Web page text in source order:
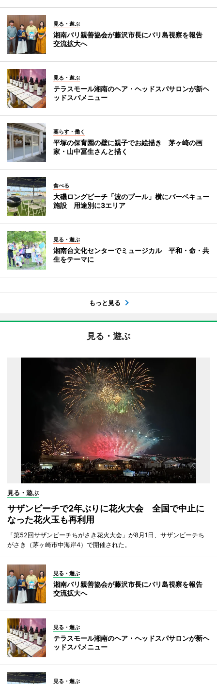
見る・遊ぶ
湘南バリ親善協会が藤沢市長にバリ島視察を報告
交流拡大へ
見る・遊ぶ
テラスモール湘南のヘア・ヘッドスパサロンが新ヘ
ッドスパメニュー
暮らす・働く
平塚の保育園の壁に親子でお絵描き 茅ヶ崎の画
家・山中冨生さんと描く
食べる
大磯ロングビーチ「波のプール」横にバーベキュー
施設 用途別に3エリア
見る・遊ぶ
湘南台文化センターでミュージカル 平和・命・共
生をテーマに
もっと見る
見る・遊ぶ
見る・遊ぶ
サザンビーチで2年ぶりに花火大会 全国で中止に
なった花火玉も再利用
「第52回サザンビーチちがさき花火大会」が8月1日、サザンビーチち
がさき（茅ヶ崎市中海岸4）で開催された。
見る・遊ぶ
湘南バリ親善協会が藤沢市長にバリ島視察を報告
交流拡大へ
見る・遊ぶ
テラスモール湘南のヘア・ヘッドスパサロンが新ヘ
ッドスパメニュー
見る・遊ぶ